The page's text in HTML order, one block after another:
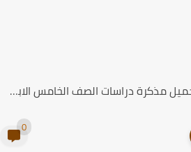
تحميل مذكرة دراسات الصف الخامس الابتدائي الترم الاول 2026